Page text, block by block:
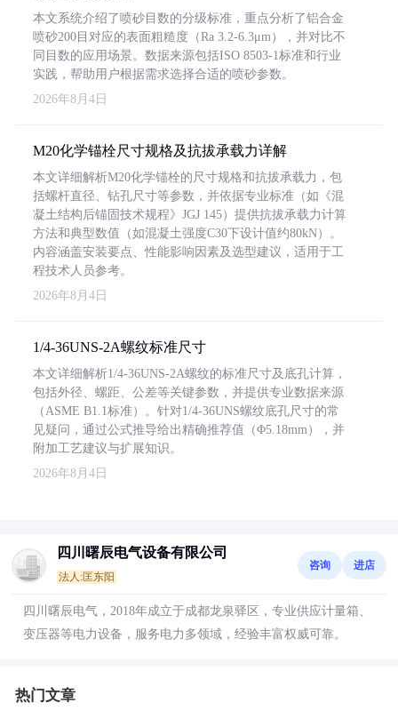
本文系统介绍了喷砂目数的分级标准，重点分析了铝合金
喷砂200目对应的表面粗糙度（Ra 3.2-6.3μm），并对比不
同目数的应用场景。数据来源包括ISO 8503-1标准和行业
实践，帮助用户根据需求选择合适的喷砂参数。
2026年8月4日
M20化学锚栓尺寸规格及抗拔承载力详解
本文详细解析M20化学锚栓的尺寸规格和抗拔承载力，包
括螺杆直径、钻孔尺寸等参数，并依据专业标准（如《混
凝土结构后锚固技术规程》JGJ 145）提供抗拔承载力计算
方法和典型数值（如混凝土强度C30下设计值约80kN）。
内容涵盖安装要点、性能影响因素及选型建议，适用于工
程技术人员参考。
2026年8月4日
1/4-36UNS-2A螺纹标准尺寸
本文详细解析1/4-36UNS-2A螺纹的标准尺寸及底孔计算，
包括外径、螺距、公差等关键参数，并提供专业数据来源
（ASME B1.1标准）。针对1/4-36UNS螺纹底孔尺寸的常
见疑问，通过公式推导给出精确推荐值（Φ5.18mm），并
附加工艺建议与扩展知识。
2026年8月4日
四川曙辰电气设备有限公司
法人:匡东阳
咨询 进店
四川曙辰电气，2018年成立于成都龙泉驿区，专业供应计量箱、
变压器等电力设备，服务电力多领域，经验丰富权威可靠。
热门文章